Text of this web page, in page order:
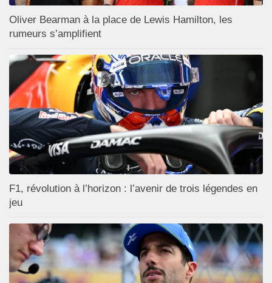
Oliver Bearman à la place de Lewis Hamilton, les
rumeurs s’amplifient
F1, révolution à l’horizon : l’avenir de trois légendes en
jeu